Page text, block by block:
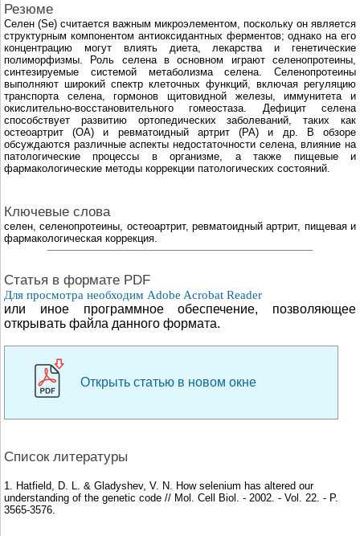
Резюме
Селен (Se) считается важным микроэлементом, поскольку он является
структурным компонентом антиоксидантных ферментов; однако на его
концентрацию могут влиять диета, лекарства и генетические
полиморфизмы. Роль селена в основном играют селенопротеины,
синтезируемые системой метаболизма селена. Селенопротеины
выполняют широкий спектр клеточных функций, включая регуляцию
транспорта селена, гормонов щитовидной железы, иммунитета и
окислительно-восстановительного гомеостаза. Дефицит селена
способствует развитию ортопедических заболеваний, таких как
остеоартрит (ОА) и ревматоидный артрит (РА) и др. В обзоре
обсуждаются различные аспекты недостаточности селена, влияние на
патологические процессы в организме, а также пищевые и
фармакологические методы коррекции патологических состояний.
Ключевые слова
селен, селенопротеины, остеоартрит, ревматоидный артрит, пищевая и
фармакологическая коррекция.
Cтатья в формате PDF
Для просмотра необходим Adobe Acrobat Reader
или иное программное обеспечение, позволяющее
открывать файла данного формата.
Открыть статью в новом окне
Список литературы
1. Hatfield, D. L. & Gladyshev, V. N. How selenium has altered our
understanding of the genetic code // Mol. Cell Biol. - 2002. - Vol. 22. - P.
3565-3576.